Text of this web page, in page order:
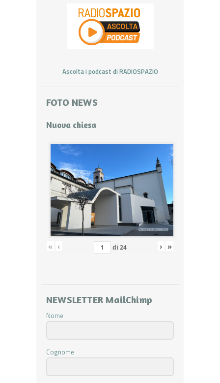
Ascolta i podcast di RADIOSPAZIO
FOTO NEWS
Nuova chiesa
« ‹ di 24 › »
NEWSLETTER MailChimp
Nome
Cognome